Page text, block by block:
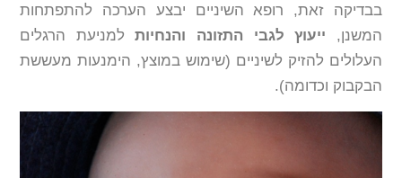
בבדיקה זאת, רופא השיניים יבצע הערכה להתפתחות
המשנן, ייעוץ לגבי התזונה והנחיותלמניעת הרגלים
העלולים להזיק לשיניים (שימוש במוצץ, הימנעות מעששת
הבקבוק וכדומה).